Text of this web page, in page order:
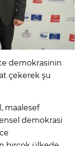
demokrasinin
çekerek şu
maalesef
demokrasi